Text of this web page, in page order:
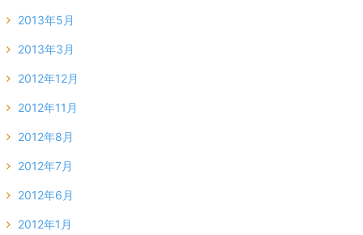
2013年5月
2013年3月
2012年12月
2012年11月
2012年8月
2012年7月
2012年6月
2012年1月